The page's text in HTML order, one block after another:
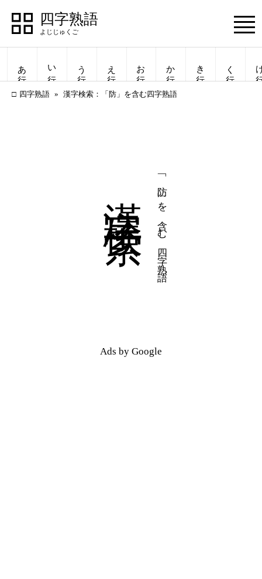
四字熟語
四字熟語
一覧表示
漢字検索
Menu
あ行 い行 う行 え行 お行 か行 き行 く行
四字熟語 漢字検索：「防」を含む四字熟語
「防」を含む四字熟語
Ads by Google
四字熟語
一覧表示
漢字検索